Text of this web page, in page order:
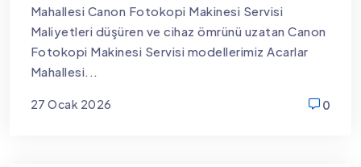
Mahallesi Canon Fotokopi Makinesi Servisi
Maliyetleri düşüren ve cihaz ömrünü uzatan Canon
Fotokopi Makinesi Servisi modellerimiz Acarlar
Mahallesi...
27 Ocak 2026
0